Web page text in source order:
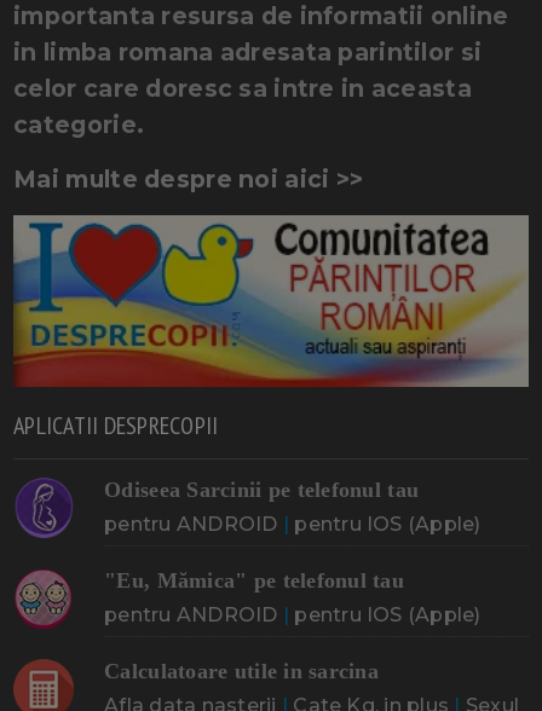
importanta resursa de informatii online
in limba romana adresata parintilor si
celor care doresc sa intre in aceasta
categorie.
Mai multe despre noi aici >>
APLICATII DESPRECOPII
Odiseea Sarcinii pe telefonul tau
pentru ANDROID | pentru IOS (Apple)
"Eu, Mămica" pe telefonul tau
pentru ANDROID | pentru IOS (Apple)
Calculatoare utile in sarcina
Afla data nasterii | Cate Kg. in plus | Sexul